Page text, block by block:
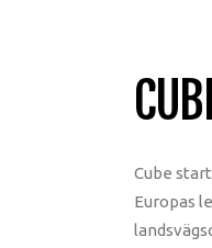
Cube
Europas